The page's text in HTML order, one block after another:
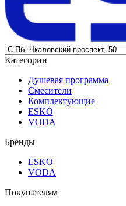
Категории
Душевая программа
Смесители
Комплектующие
ESKO
VODA
Бренды
ESKO
VODA
Покупателям